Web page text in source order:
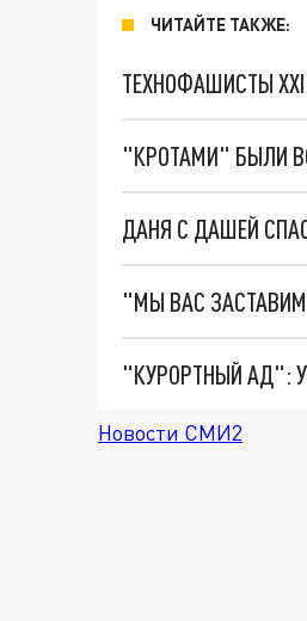
ЧИТАЙТЕ ТАКЖЕ:
ТЕХНОФАШИСТЫ
"КРОТАМИ" БЫЛИ
ДАНЯ С ДАШЕЙ
"КУРОРТНЫЙ АД":
Новости СМИ2